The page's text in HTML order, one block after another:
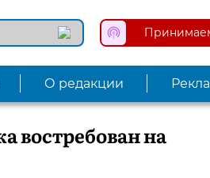
О редакции
востребован на